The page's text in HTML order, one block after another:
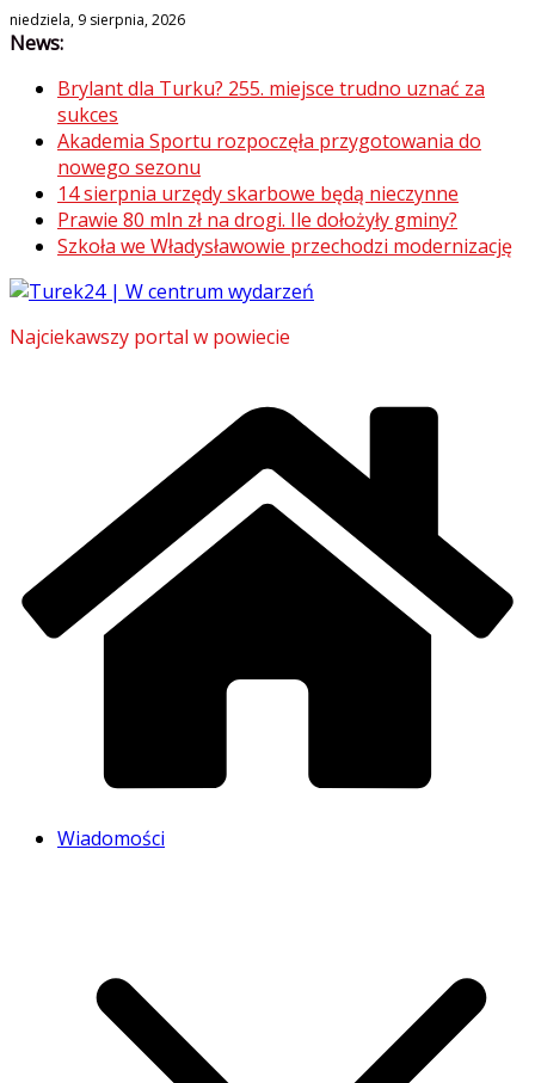
Skip
to
niedziela, 9 sierpnia, 2026
News:
Brylant dla Turku? 255. miejsce trudno uznać za
sukces
Akademia Sportu rozpoczęła przygotowania do
nowego sezonu
14 sierpnia urzędy skarbowe będą nieczynne
Prawie 80 mln zł na drogi. Ile dołożyły gminy?
Szkoła we Władysławowie przechodzi modernizację
Najciekawszy portal w powiecie
Wiadomości